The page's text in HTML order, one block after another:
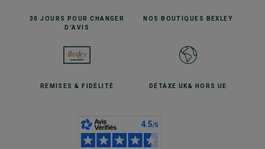
30 JOURS POURCHANGER
D'AVIS
NOS BOUTIQUES BEXLEY
REMISES& FIDÉLITÉ DÉTAXE UK& HORS UE